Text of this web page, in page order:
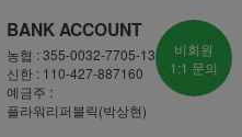
BANK ACCOUNT
농협 : 355-0032-7705-13
신한 : 110-427-887160
예금주 :
플라워리퍼블릭(박상현)
비회원
1:1 문의